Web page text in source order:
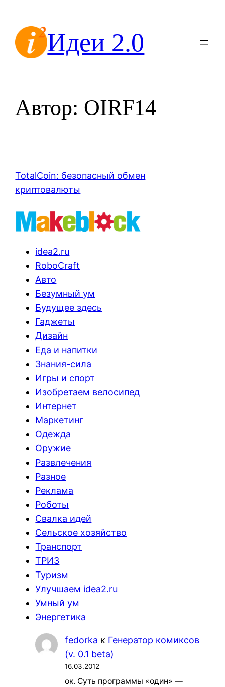
содержимомуИдеи 2.0
Автор: OIRF14
TotalCoin: безопасный обмен
криптовалюты
idea2.ru
RoboCraft
Авто
Безумный ум
Будущее здесь
Гаджеты
Дизайн
Еда и напитки
Знания-сила
Игры и спорт
Изобретаем велосипед
Интернет
Маркетинг
Одежда
Оружие
Развлечения
Разное
Реклама
Роботы
Свалка идей
Сельское хозяйство
Транспорт
ТРИЗ
Туризм
Улучшаем idea2.ru
Умный ум
Энергетика
fedorka к Генератор комиксов
(v. 0.1 beta)
16.03.2012
ок. Суть программы «один» —